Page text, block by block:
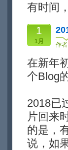
有时间
1
1月 作者
在新年
个Blog
2018已
片回来
的是，
说，如